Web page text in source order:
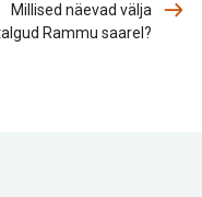
Millised näevad välja
Rammu saarel?